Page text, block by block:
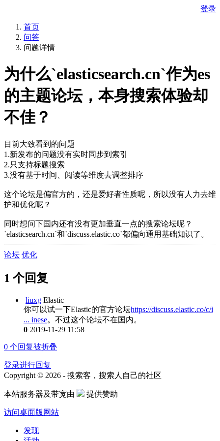
登录
首页
问答
问题详情
为什么`elasticsearch.cn`作为es
的主题论坛，本身搜索体验却
不佳？
目前大致看到的问题
1.新发布的问题没有实时同步到索引
2.只支持标题搜索
3.没有基于时间、阅读等维度去调整排序
这个论坛是偏官方的，还是爱好者性质呢，所以没有人力去维
护和优化呢？
同时想问下国内还有没有更加垂直一点的搜索论坛呢？
`elasticsearch.cn`和`discuss.elastic.co`都偏向通用基础知识了。
论坛 优化
1 个回复
liuxg Elastic
你可以试一下Elastic的官方论坛https://discuss.elastic.co/c/i
... inese。不过这个论坛不在国内。
0 2019-11-29 11:58
0 个回复被折叠
登录进行回复
Copyright © 2026 - 搜索客，搜索人自己的社区
本站服务器及带宽由 提供赞助
访问桌面版网站
发现